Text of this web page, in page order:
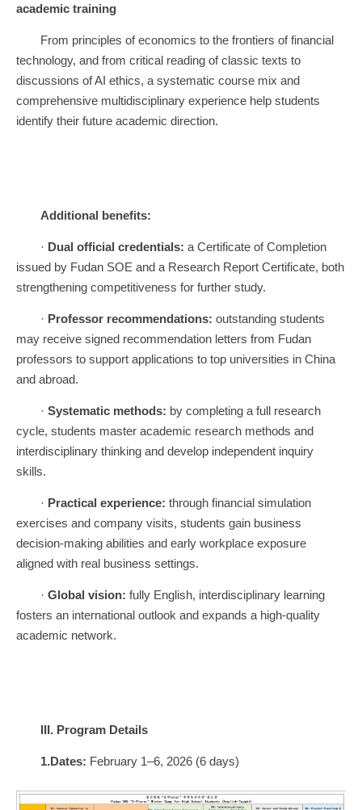
academic training
From principles of economics to the frontiers of financial
technology, and from critical reading of classic texts to
discussions of AI ethics, a systematic course mix and
comprehensive multidisciplinary experience help students
identify their future academic direction.
Additional benefits:
· Dual official credentials: a Certificate of Completion
issued by Fudan SOE and a Research Report Certificate, both
strengthening competitiveness for further study.
· Professor recommendations: outstanding students
may receive signed recommendation letters from Fudan
professors to support applications to top universities in China
and abroad.
· Systematic methods: by completing a full research
cycle, students master academic research methods and
interdisciplinary thinking and develop independent inquiry
skills.
· Practical experience: through financial simulation
exercises and company visits, students gain business
decision-making abilities and early workplace exposure
aligned with real business settings.
· Global vision: fully English, interdisciplinary learning
fosters an international outlook and expands a high-quality
academic network.
III. Program Details
1.Dates: February 1–6, 2026 (6 days)